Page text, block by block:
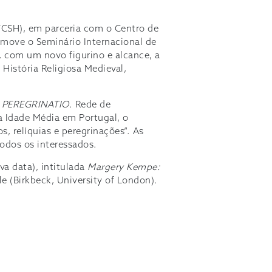
em parceria com o Centro de
o Seminário Internacional de
com um novo figurino e alcance, a
Religiosa Medieval,
PEREGRINATIO. Rede de
Idade Média em Portugal, o
relíquias e peregrinações”. As
os interessados.
data), intitulada Margery Kempe:
(Birkbeck, University of London).